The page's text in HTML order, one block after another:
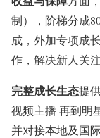
制），阶梯分成
成，外加专项成
作，解决新人关
完整成长生态提
视频主播 再到明
并对接本地及国